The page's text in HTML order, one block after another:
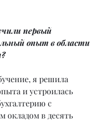
первый
опыт в области
я решила
и устроилась
с
окладом в десять